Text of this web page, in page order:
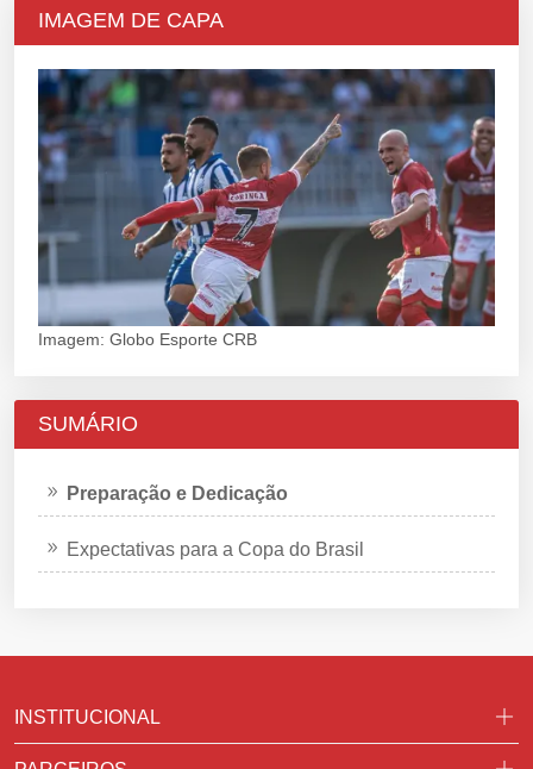
IMAGEM DE CAPA
Imagem: Globo Esporte CRB
SUMÁRIO
Preparação e Dedicação
Expectativas para a Copa do Brasil
INSTITUCIONAL